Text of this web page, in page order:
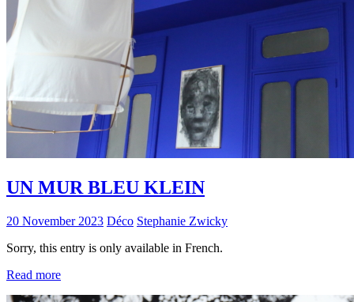
UN MUR BLEU KLEIN
20 November 2023 Déco Stephanie Zwicky
Sorry, this entry is only available in French.
Read more